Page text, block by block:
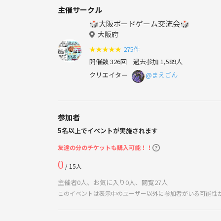
主催サークル
🎲大阪ボードゲーム交流会🎲
大阪府
★★★★★ 275件
開催数 326回 過去参加 1,589人
クリエイター
@まえごん
参加者
5名以上でイベントが実施されます
友達の分のチケットも購入可能！！
0 / 15人
主催者0人、お気に入り0人、閲覧27人
このイベントは表示中のユーザー以外に参加者がいる可能性